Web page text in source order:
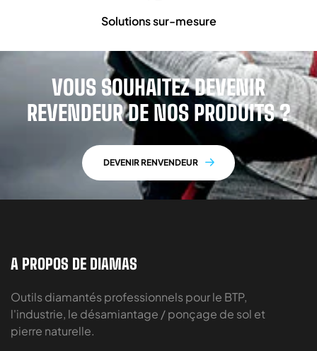
Solutions sur-mesure
VOUS SOUHAITEZ DEVENIR
REVENDEUR DE NOS PRODUITS ?
DEVENIR RENVENDEUR
A PROPOS DE DIAMAS
Outils diamantés professionnels pour le BTP,
l'industrie, le désamiantage / ponçage de sol et
pierre naturelle.